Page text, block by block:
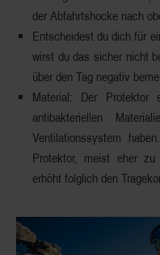
der Abfahrtshocke nach
Entscheidest du dich für
wirst du das sicher nicht
über den Tag negativ
Material: Der Protektor
antibakteriellen
Ventilationssystem
Protektor, meist eher zu
erhöht folglich den